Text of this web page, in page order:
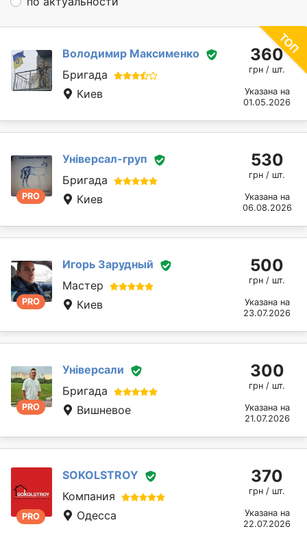
Володимир Максименко
Бригада
Киев
360
грн / шт.
Указана на
01.05.2026
PRO
Універсал-груп
Бригада
Киев
530
грн / шт.
Указана на
06.08.2026
PRO
Игорь Зарудный
Мастер
Киев
500
грн / шт.
Указана на
23.07.2026
PRO
Універсали
Бригада
Вишневое
300
грн / шт.
Указана на
21.07.2026
PRO
SOKOLSTROY
Компания
Одесса
370
грн / шт.
Указана на
22.07.2026